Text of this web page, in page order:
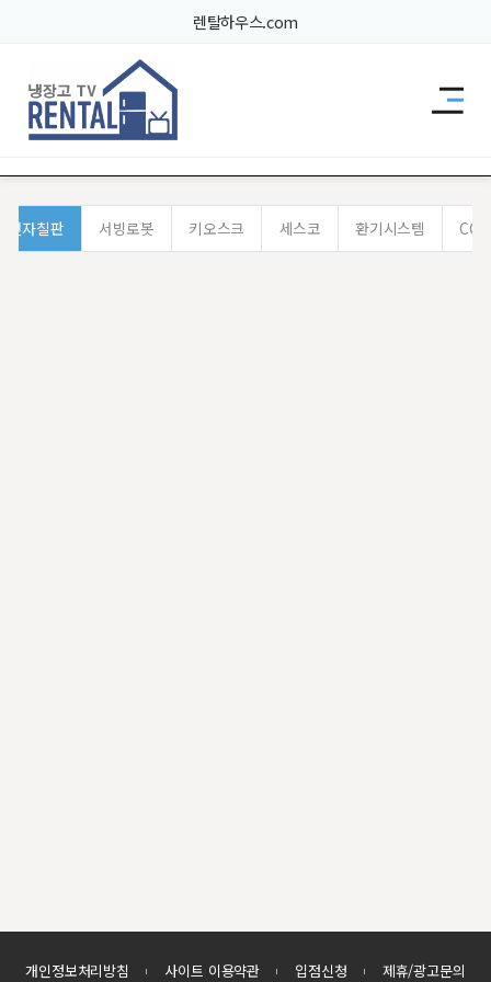
렌탈하우스.com
전자칠판 서빙로봇 키오스크 세스코 환기시스템
개인정보처리방침 사이트 이용약관 입점신청 제휴/광고문의